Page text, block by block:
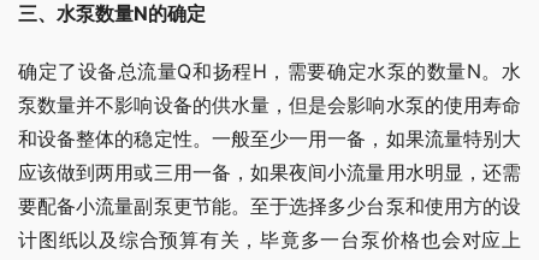
三、水泵数量N的确定
确定了设备总流量Q和扬程H，需要确定水泵的数量N。水
泵数量并不影响设备的供水量，但是会影响水泵的使用寿命
和设备整体的稳定性。一般至少一用一备，如果流量特别大
应该做到两用或三用一备，如果夜间小流量用水明显，还需
要配备小流量副泵更节能。至于选择多少台泵和使用方的设
计图纸以及综合预算有关，毕竟多一台泵价格也会对应上